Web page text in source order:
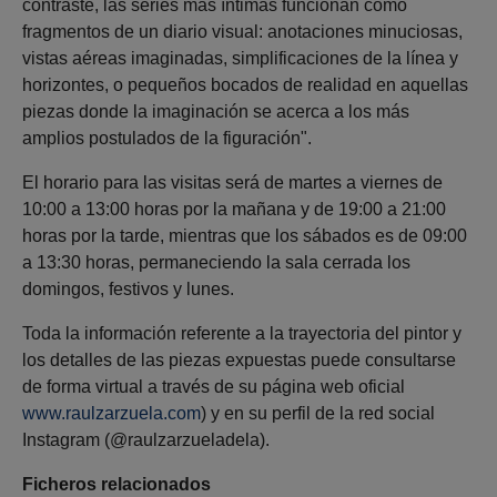
Ficheros relacionados
contraste, las series más íntimas funcionan como
fragmentos de un diario visual: anotaciones minuciosas,
vistas aéreas imaginadas, simplificaciones de la línea y
horizontes, o pequeños bocados de realidad en aquellas
piezas donde la imaginación se acerca a los más
amplios postulados de la figuración".
El horario para las visitas será de martes a viernes de
10:00 a 13:00 horas por la mañana y de 19:00 a 21:00
horas por la tarde, mientras que los sábados es de 09:00
a 13:30 horas, permaneciendo la sala cerrada los
domingos, festivos y lunes.
Toda la información referente a la trayectoria del pintor y
los detalles de las piezas expuestas puede consultarse
de forma virtual a través de su página web oficial
www.raulzarzuela.com) y en su perfil de la red social
Instagram (@raulzarzueladela).